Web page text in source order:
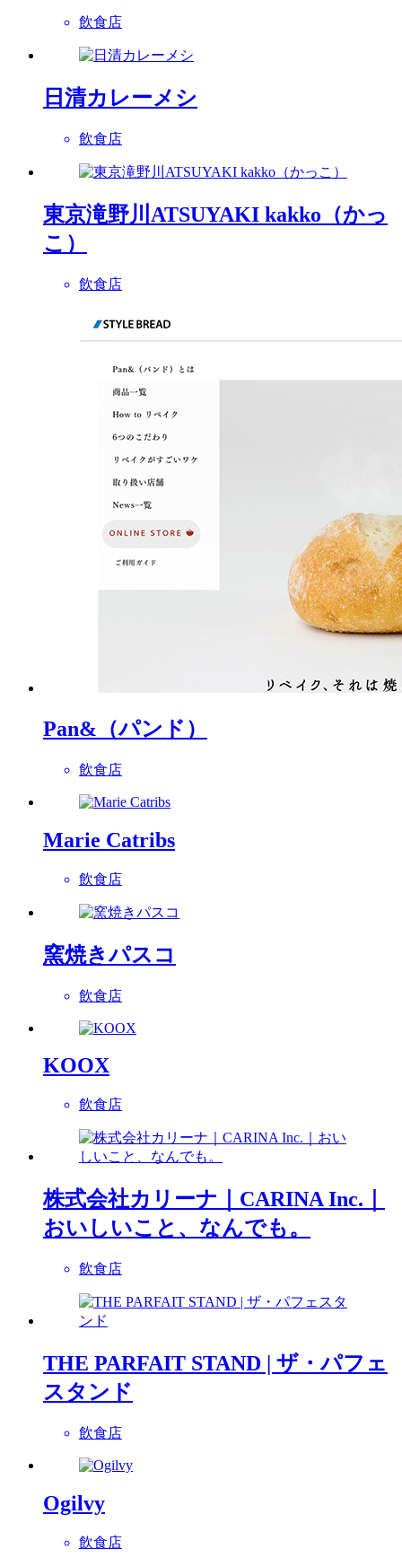
飲食店
日清カレーメシ
飲食店
東京滝野川ATSUYAKI kakko（かっ
こ）
飲食店
Pan&（パンド）
飲食店
Marie Catribs
飲食店
窯焼きパスコ
飲食店
KOOX
飲食店
株式会社カリーナ｜CARINA Inc.｜
おいしいこと、なんでも。
飲食店
THE PARFAIT STAND | ザ・パフェ
スタンド
飲食店
Ogilvy
飲食店